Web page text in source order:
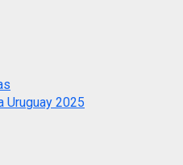
Uruguay 2025